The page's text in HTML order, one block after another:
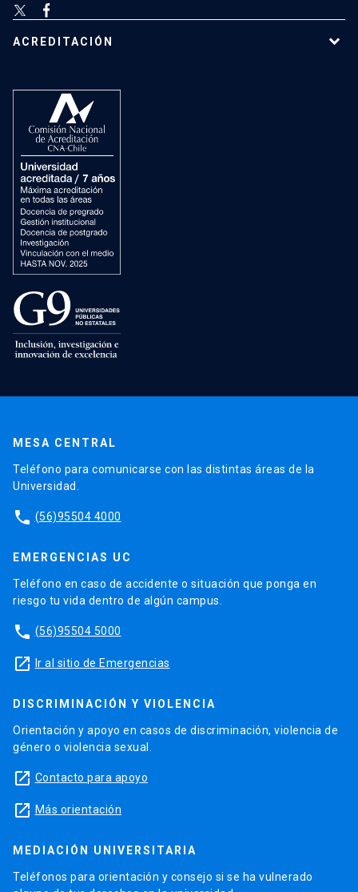
ACREDITACIÓN
MESA CENTRAL
Teléfono para comunicarse con las distintas áreas de la
Universidad.
phone (56)95504 4000
EMERGENCIAS UC
Teléfono en caso de accidente o situación que ponga en
riesgo tu vida dentro de algún campus.
phone (56)95504 5000
launch Ir al sitio de Emergencias
DISCRIMINACIÓN Y VIOLENCIA
Orientación y apoyo en casos de discriminación, violencia de
género o violencia sexual.
launch Contacto para apoyo
launch Más orientación
MEDIACIÓN UNIVERSITARIA
Teléfonos para orientación y consejo si se ha vulnerado